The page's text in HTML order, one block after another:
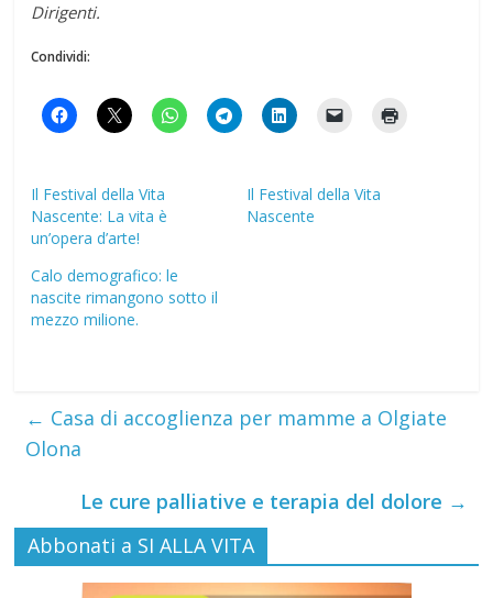
Dirigenti.
Condividi:
Il Festival della Vita
Nascente: La vita è
un’opera d’arte!
Il Festival della Vita
Nascente
Calo demografico: le
nascite rimangono sotto il
mezzo milione.
← Casa di accoglienza per mamme a Olgiate
Olona
Le cure palliative e terapia del dolore →
Abbonati a SI ALLA VITA